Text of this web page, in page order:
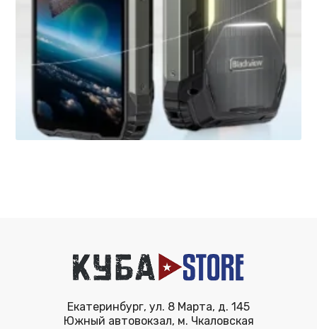
Екатеринбург, ул. 8 Марта, д. 145
Южный автовокзал, м. Чкаловская